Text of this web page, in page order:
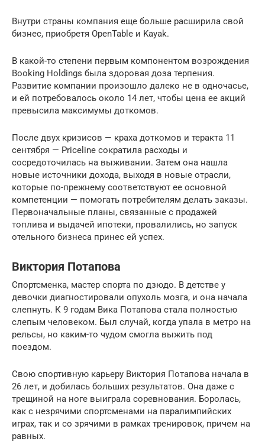
Внутри страны компания еще больше расширила свой
бизнес, приобретя OpenTable и Kayak.
В какой-то степени первым компонентом возрождения
Booking Holdings была здоровая доза терпения.
Развитие компании произошло далеко не в одночасье,
и ей потребовалось около 14 лет, чтобы цена ее акций
превысила максимумы доткомов.
После двух кризисов — краха доткомов и теракта 11
сентября — Priceline сократила расходы и
сосредоточилась на выживании. Затем она нашла
новые источники дохода, выходя в новые отрасли,
которые по-прежнему соответствуют ее основной
компетенции — помогать потребителям делать заказы.
Первоначальные планы, связанные с продажей
топлива и выдачей ипотеки, провалились, но запуск
отельного бизнеса принес ей успех.
Виктория Потапова
Спортсменка, мастер спорта по дзюдо. В детстве у
девочки диагностировали опухоль мозга, и она начала
слепнуть. К 9 годам Вика Потапова стала полностью
слепым человеком. Был случай, когда упала в метро на
рельсы, но каким-то чудом смогла выжить под
поездом.
Свою спортивную карьеру Виктория Потапова начала в
26 лет, и добилась больших результатов. Она даже с
трещиной на ноге выиграла соревнования. Боролась,
как с незрячими спортсменами на паралимпийских
играх, так и со зрячими в рамках тренировок, причем на
равных.